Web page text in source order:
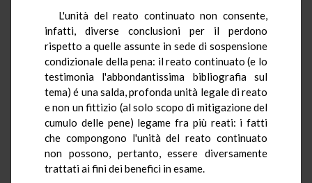
L'unità del reato continuato non consente,
infatti, diverse conclusioni per il perdono
rispetto a quelle assunte in sede di sospensione
condizionale della pena: il reato continuato (e lo
testimonia l'abbondantissima bibliografia sul
tema) é una salda, profonda unità legale di reato
e non un fittizio (al solo scopo di mitigazione del
cumulo delle pene) legame fra più reati: i fatti
che compongono l'unità del reato continuato
non possono, pertanto, essere diversamente
trattati ai fini dei benefici in esame.